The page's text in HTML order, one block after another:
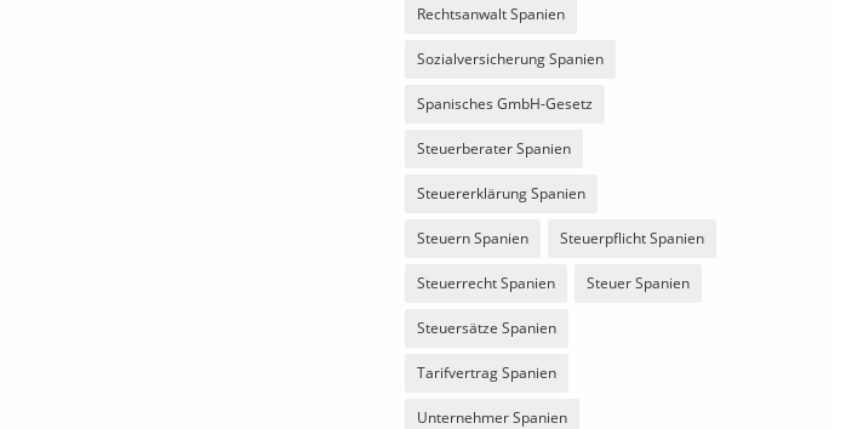
Rechtsanwalt Spanien
Sozialversicherung Spanien
Spanisches GmbH-Gesetz
Steuerberater Spanien
Steuererklärung Spanien
Steuern Spanien Steuerpflicht Spanien
Steuerrecht Spanien Steuer Spanien
Steuersätze Spanien
Tarifvertrag Spanien
Unternehmer Spanien